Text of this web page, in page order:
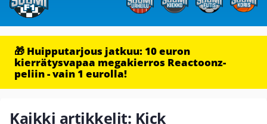
🎁 Huipputarjous jatkuu: 10 euron
kierrätysvapaa megakierros Reactoonz-
peliin - vain 1 eurolla!
Kaikki artikkelit: Kick